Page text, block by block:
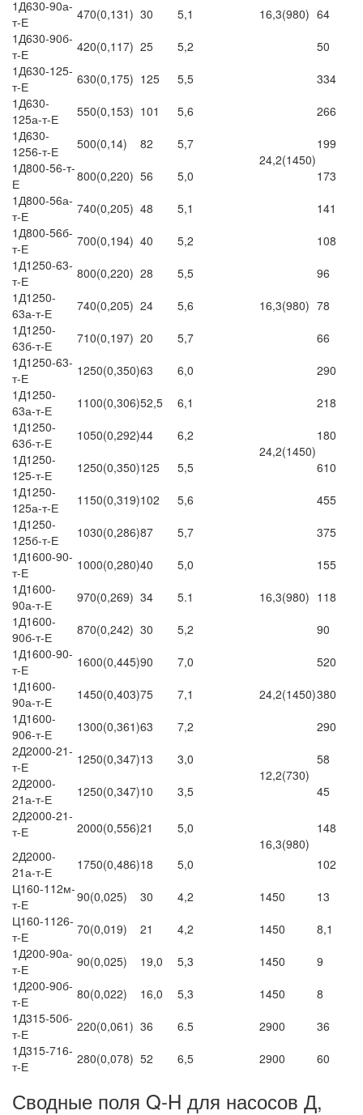
16,3(980)
1Д630-90а-
т-Е
470(0,131) 30 5,1
64
1Д630-90б-
т-Е
420(0,117) 25 5,2
50
1Д630-125-
т-Е
630(0,175) 125 5,5
24,2(1450)
334
1Д630-
125а-т-Е
550(0,153) 101 5,6
266
1Д630-
1256-т-Е
500(0,14) 82 5,7
199
1Д800-56-т-
Е
800(0,220) 56 5,0
173
1Д800-56а-
т-Е
740(0,205) 48 5,1
141
1Д800-56б-
т-Е
700(0,194) 40 5,2
108
1Д1250-63-
т-Е
800(0,220) 28
5,5
16,3(980)
96
1Д1250-
63а-т-Е
740(0,205) 24 5,6
78
1Д1250-
63б-т-Е
710(0,197) 20 5,7
66
1Д1250-63-
т-Е
1250(0,350)63 6,0
24,2(1450)
290
1Д1250-
63а-т-Е
1100(0,306)52,5 6,1
218
1Д1250-
63б-т-Е
1050(0,292)44 6,2
180
1Д1250-
125-т-Е
1250(0,350)125 5,5
610
1Д1250-
125а-т-Е
1150(0,319)102 5,6
455
1Д1250-
125б-т-Е
1030(0,286)87 5,7
375
1Д1600-90-
т-Е
1000(0,280)40
5,0
16,3(980)
155
1Д1600-
90а-т-Е
970(0,269) 34 5.1
118
1Д1600-
90б-т-Е
870(0,242) 30 5,2
90
1Д1600-90-
т-Е
1600(0,445)90
7,0
24,2(1450)
520
1Д1600-
90а-т-Е
1450(0,403)75 7,1
380
1Д1600-
906-т-Е
1300(0,361)63 7,2
290
2Д2000-21-
т-Е
1250(0,347)13
3,0
12,2(730)
58
2Д2000-
21а-т-Е
1250(0,347)10 3,5
45
2Д2000-21-
т-Е
2000(0,556)21
5,0
16,3(980)
148
2Д2000-
21а-т-Е
1750(0,486)18 5,0
102
Ц160-112м-
т-Е
90(0,025) 30 4,2 1450
13
Ц160-1126-
т-Е
70(0,019) 21 4,2 1450
8,1
1Д200-90а-
т-Е
90(0,025) 19,0 5,3 1450
9
1Д200-90б-
т-Е
80(0,022) 16,0 5,3 1450
8
1Д315-50б-
т-Е
220(0,061) 36 6.5 2900
36
1Д315-716-
т-Е
280(0,078) 52 6,5 2900 60
Сводные поля Q-H для насосов Д,